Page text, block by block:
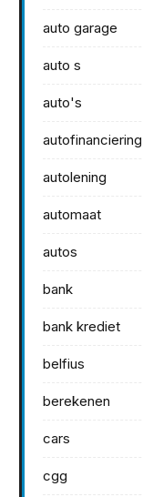
auto garage
auto s
auto's
autofinanciering
autolening
automaat
autos
bank
bank krediet
belfius
berekenen
cars
cgg